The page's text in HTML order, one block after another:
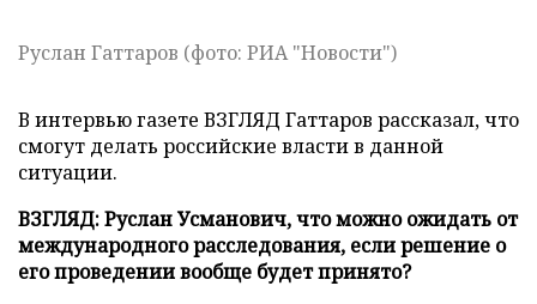
Руслан Гаттаров (фото: РИА "Новости")
В интервью газете ВЗГЛЯД Гаттаров рассказал, что
смогут делать российские власти в данной
ситуации.
ВЗГЛЯД: Руслан Усманович, что можно ожидать от
международного расследования, если решение о
его проведении вообще будет принято?